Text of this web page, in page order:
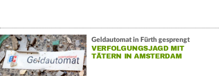
Geldautomat in Fürth gesprengt
VERFOLGUNGSJAGD MIT
TÄTERN IN AMSTERDAM